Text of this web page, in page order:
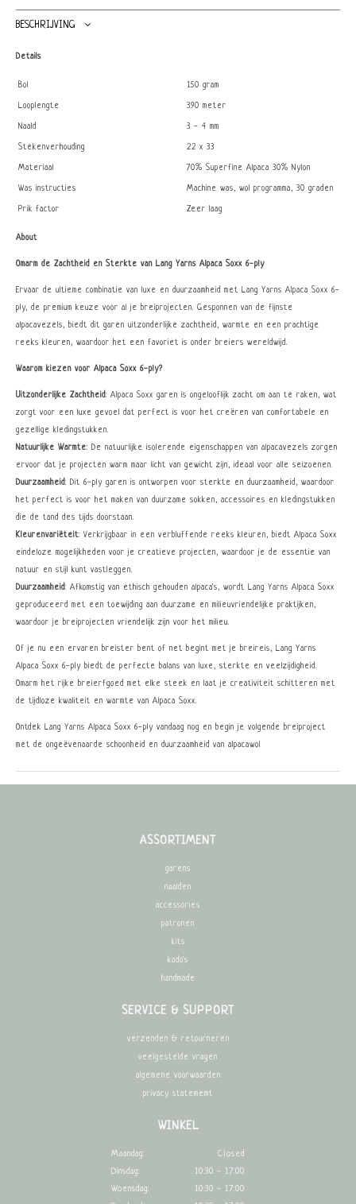
BESCHRIJVING
Details
Bol 150 gram
Looplengte 390 meter
Naald 3 - 4 mm
Stekenverhouding 22 x 33
Materiaal 70% Superfine Alpaca 30% Nylon
Was instructies Machine was, wol programma, 30 graden
Prik factor Zeer laag
About
Omarm de Zachtheid en Sterkte van Lang Yarns Alpaca Soxx 6-ply
Ervaar de ultieme combinatie van luxe en duurzaamheid met Lang Yarns Alpaca Soxx 6-
ply, de premium keuze voor al je breiprojecten. Gesponnen van de fijnste
alpacavezels, biedt dit garen uitzonderlijke zachtheid, warmte en een prachtige
reeks kleuren, waardoor het een favoriet is onder breiers wereldwijd.
Waarom kiezen voor Alpaca Soxx 6-ply?
Uitzonderlijke Zachtheid: Alpaca Soxx garen is ongelooflijk zacht om aan te raken, wat
zorgt voor een luxe gevoel dat perfect is voor het creëren van comfortabele en
gezellige kledingstukken.
Natuurlijke Warmte: De natuurlijke isolerende eigenschappen van alpacavezels zorgen
ervoor dat je projecten warm maar licht van gewicht zijn, ideaal voor alle seizoenen.
Duurzaamheid: Dit 6-ply garen is ontworpen voor sterkte en duurzaamheid, waardoor
het perfect is voor het maken van duurzame sokken, accessoires en kledingstukken
die de tand des tijds doorstaan.
Kleurenvariëteit: Verkrijgbaar in een verbluffende reeks kleuren, biedt Alpaca Soxx
eindeloze mogelijkheden voor je creatieve projecten, waardoor je de essentie van
natuur en stijl kunt vastleggen.
Duurzaamheid: Afkomstig van ethisch gehouden alpaca's, wordt Lang Yarns Alpaca Soxx
geproduceerd met een toewijding aan duurzame en milieuvriendelijke praktijken,
waardoor je breiprojecten vriendelijk zijn voor het milieu.
Of je nu een ervaren breister bent of net begint met je breireis, Lang Yarns
Alpaca Soxx 6-ply biedt de perfecte balans van luxe, sterkte en veelzijdigheid.
Omarm het rijke breierfgoed met elke steek en laat je creativiteit schitteren met
de tijdloze kwaliteit en warmte van Alpaca Soxx.
Ontdek Lang Yarns Alpaca Soxx 6-ply vandaag nog en begin je volgende breiproject
met de ongeëvenaarde schoonheid en duurzaamheid van alpacawol
ASSORTIMENT
garens
naalden
accessories
patronen
kits
kado's
handmade
SERVICE & SUPPORT
verzenden & retourneren
veelgestelde vragen
algemene voorwaarden
privacy statememt
WINKEL
Maandag:
Closed
Dinsdag:
10:30 - 17:00
Woensdag:
10:30 - 17:00